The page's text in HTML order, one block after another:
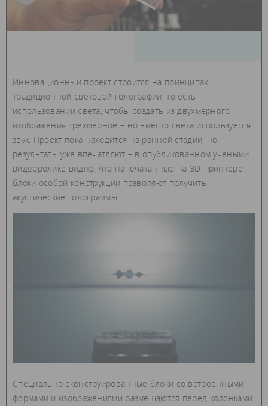
Инновационный проект строится на принципах
традиционной световой голографии, то есть
использовании света, чтобы создать из двухмерного
изображения трехмерное – но вместо света используется
звук. Проект пока находится на ранней стадии, но
результаты уже впечатляют – в опубликованном учеными
видеоролике видно, что напечатанные на 3D-принтере
блоки особой конструкции позволяют получить
акустические голограммы.
Специально сконструированные блоки со встроенными
формами и изображениями размещаются перед колонками